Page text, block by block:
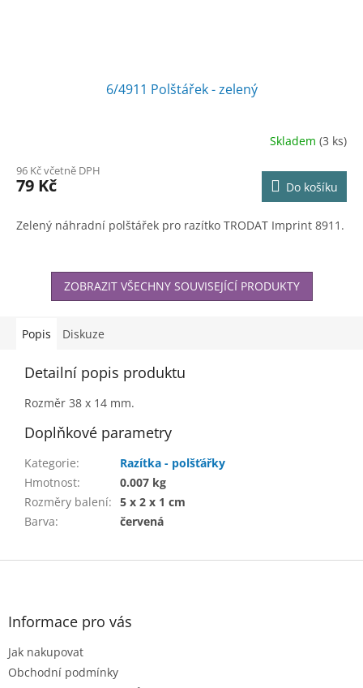
6/4911 Polštářek - zelený
Skladem (3 ks)
96 Kč včetně DPH
79 Kč Do košíku
Zelený náhradní polštářek pro razítko TRODAT Imprint 8911.
ZOBRAZIT VŠECHNY SOUVISEJÍCÍ PRODUKTY
Popis Diskuze
Detailní popis produktu
Rozměr 38 x 14 mm.
Doplňkové parametry
Kategorie:
Razítka - polšťářky
Hmotnost:
0.007 kg
Rozměry balení: 5 x 2 x 1 cm
Barva: červená
Z
Informace pro vás
Jak nakupovat
Obchodní podmínky